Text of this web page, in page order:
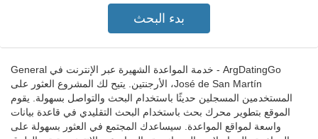
ArgDatingGo - خدمة المواعدة الشهيرة عبر الإنترنت في General
José de San Martín، الأرجنتين. يتيح لك المشروع العثور على
المستخدمين المسجلين حديثًا باستخدام البحث والتواصل بسهولة. يقوم
الموقع بتطوير محرك بحث باستخدام البحث التقليدي في قاعدة بيانات
واسعة لمواقع المواعدة. سيساعدك المجتمع في العثور بسهولة على